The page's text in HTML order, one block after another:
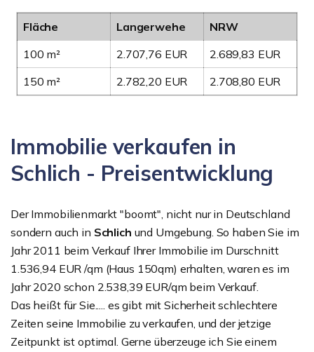
Fläche Langerwehe
NRW
100 m²
2.707,76 EUR
2.689,83 EUR
150 m²
2.782,20 EUR 2.708,80 EUR
Immobilie verkaufen in
Schlich - Preisentwicklung
Der Immobilienmarkt "boomt", nicht nur in Deutschland
sondern auch in Schlich und Umgebung. So haben Sie im
Jahr 2011 beim Verkauf Ihrer Immobilie im Durschnitt
1.536,94 EUR /qm (Haus 150qm) erhalten, waren es im
Jahr 2020 schon 2.538,39 EUR/qm beim Verkauf.
Das heißt für Sie..... es gibt mit Sicherheit schlechtere
Zeiten seine Immobilie zu verkaufen, und der jetzige
Zeitpunkt ist optimal. Gerne überzeuge ich Sie einem